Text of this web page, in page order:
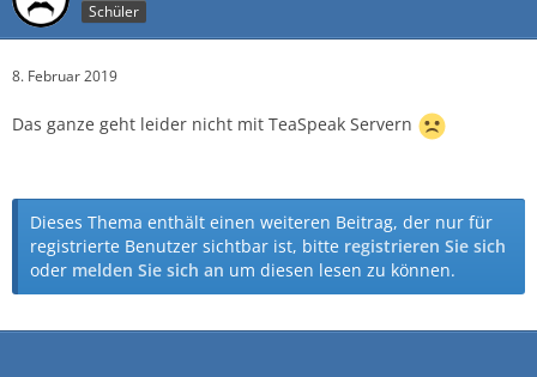
Schüler
8. Februar 2019
Das ganze geht leider nicht mit TeaSpeak Servern
Dieses Thema enthält einen weiteren Beitrag, der nur für
registrierte Benutzer sichtbar ist, bitte registrieren Sie sich
oder melden Sie sich an um diesen lesen zu können.